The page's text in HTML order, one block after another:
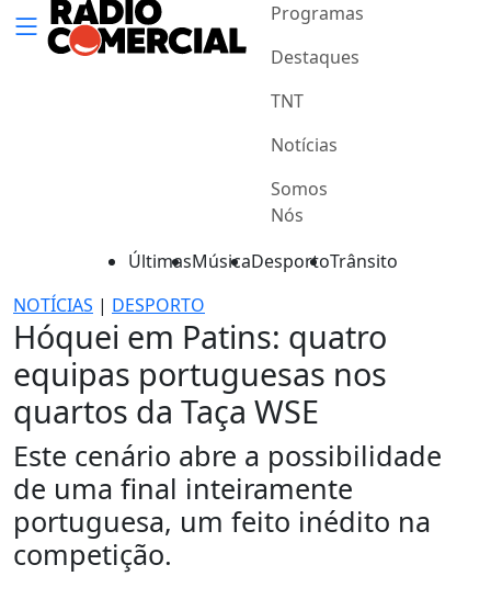
Programas
Destaques
TNT
Notícias
Somos
Nós
ÚltimasMúsicaDesportoTrânsito
NOTÍCIAS | DESPORTO
Hóquei em Patins: quatro
equipas portuguesas nos
quartos da Taça WSE
Este cenário abre a possibilidade
de uma final inteiramente
portuguesa, um feito inédito na
competição.